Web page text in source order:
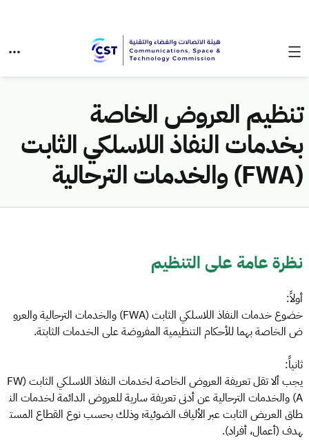
تنظيم العروض الخاصة
بخدمات النفاذ اللاسلكي الثابت
(FWA) والخدمات الترحالية
نظرة عامة على التنظيم
أولاً:
خضوع خدمات النفاذ اللاسلكي الثابت (FWA) والخدمات الترحالية والعرو
ض الخاصة بهما للأحكام التنظيمية المفروضة على الخدمات الثابتة.
ثانياً:
يجب ألا تقل تعريفة العروض الخاصة لخدمات النفاذ اللاسلكي الثابت (FW
A) والخدمات الترحالية عن أدنى تعريفة سارية للعروض الدائمة لخدمات الن
طاق العريض الثابت عبر الألياف الضوئية؛ وذلك بحسب نوع القطاع المست
هدف (أعمال، أفراد).